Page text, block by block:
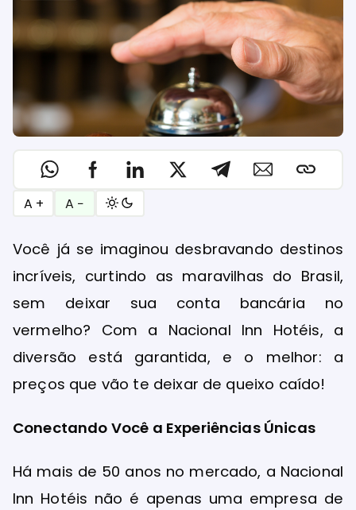
A + A −
Você já se imaginou desbravando destinos
incríveis, curtindo as maravilhas do Brasil,
sem deixar sua conta bancária no
vermelho? Com a Nacional Inn Hotéis, a
diversão está garantida, e o melhor: a
preços que vão te deixar de queixo caído!
Conectando Você a Experiências Únicas
Há mais de 50 anos no mercado, a Nacional
Inn Hotéis não é apenas uma empresa de